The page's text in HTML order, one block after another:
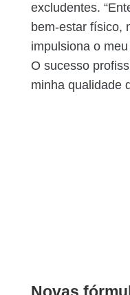
excludentes.
bem-estar físico,
impulsiona o
O sucesso
minha qualidade